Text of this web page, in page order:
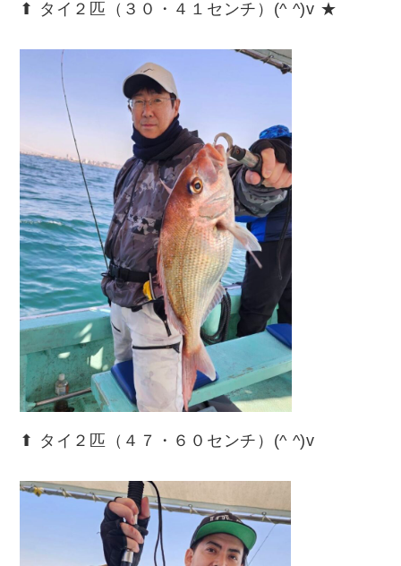
⬆︎ タイ２匹（３０・４１センチ）(^ ^)v ★
⬆︎ タイ２匹（４７・６０センチ）(^ ^)v